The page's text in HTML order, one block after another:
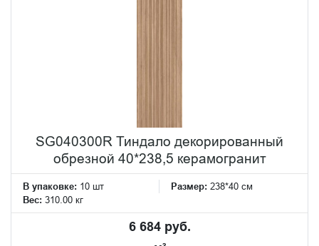
SG040300R Тиндало декорированный
обрезной 40*238,5 керамогранит
В упаковке: 10 шт Размер: 238*40 см
Вес: 310.00 кг
6 684 руб.